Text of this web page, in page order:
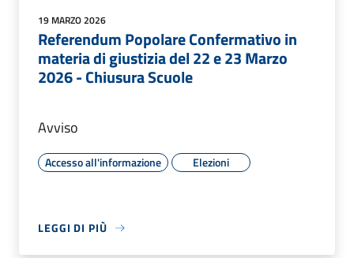
19 MARZO 2026
Referendum Popolare Confermativo in
materia di giustizia del 22 e 23 Marzo
2026 - Chiusura Scuole
Avviso
Accesso all'informazione Elezioni
LEGGI DI PIÙ